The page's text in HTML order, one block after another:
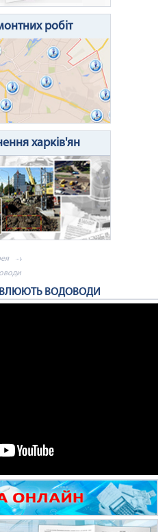
робіт
харків'ян
ВОДОВОДИ